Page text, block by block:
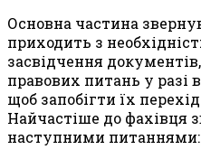
Основна частина
приходить з
засвідчення
правових питань у разі
щоб запобігти їх
Найчастіше до фахівця
наступними питаннями: